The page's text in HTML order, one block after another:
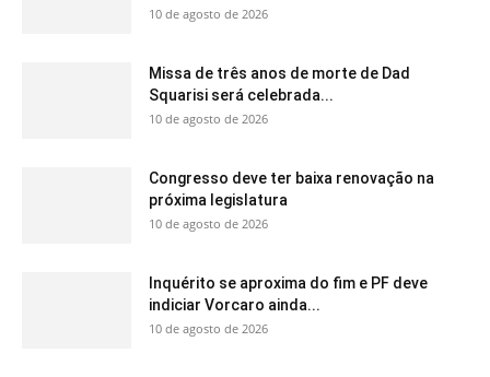
10 de agosto de 2026
Missa de três anos de morte de Dad
Squarisi será celebrada...
10 de agosto de 2026
Congresso deve ter baixa renovação na
próxima legislatura
10 de agosto de 2026
Inquérito se aproxima do fim e PF deve
indiciar Vorcaro ainda...
10 de agosto de 2026